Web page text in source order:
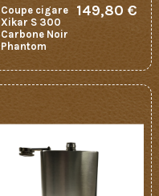
Coupe cigare
Xikar S 300
Carbone Noir
Phantom
149,80 €